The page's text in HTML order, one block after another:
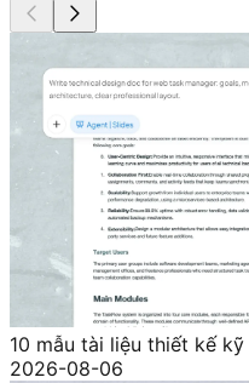
10 mẫu tài liệu thiết kế
2026-08-06